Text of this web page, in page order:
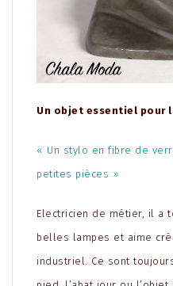
Un objet essentiel pour
« Un stylo en fibre de
petites pièces »
Electricien de métier, il a
belles lampes et aime
industriel. Ce sont